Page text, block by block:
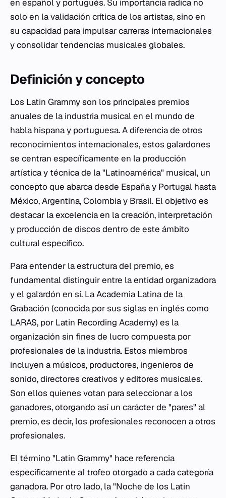
en español y portugués. Su importancia radica no
solo en la validación crítica de los artistas, sino en
su capacidad para impulsar carreras internacionales
y consolidar tendencias musicales globales.
Definición y concepto
Los Latin Grammy son los principales premios
anuales de la industria musical en el mundo de
habla hispana y portuguesa. A diferencia de otros
reconocimientos internacionales, estos galardones
se centran específicamente en la producción
artística y técnica de la "Latinoamérica" musical, un
concepto que abarca desde España y Portugal hasta
México, Argentina, Colombia y Brasil. El objetivo es
destacar la excelencia en la creación, interpretación
y producción de discos dentro de este ámbito
cultural específico.
Para entender la estructura del premio, es
fundamental distinguir entre la entidad organizadora
y el galardón en sí. La Academia Latina de la
Grabación (conocida por sus siglas en inglés como
LARAS, por Latin Recording Academy) es la
organización sin fines de lucro compuesta por
profesionales de la industria. Estos miembros
incluyen a músicos, productores, ingenieros de
sonido, directores creativos y editores musicales.
Son ellos quienes votan para seleccionar a los
ganadores, otorgando así un carácter de "pares" al
premio, es decir, los profesionales reconocen a otros
profesionales.
El término "Latin Grammy" hace referencia
específicamente al trofeo otorgado a cada categoría
ganadora. Por otro lado, la "Noche de los Latin